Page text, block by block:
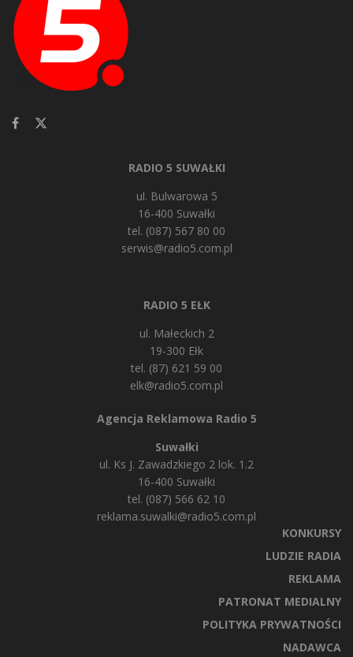
RADIO 5 SUWAŁKI
ul. Bulwarowa 5
16-400 Suwałki
tel. (087) 567 80 00
serwis@radio5.com.pl
RADIO 5 EŁK
ul. Małeckich 2
19-300 Ełk
tel. (87) 621 59 00
elk@radio5.com.pl
Agencja Reklamowa Radio 5
Suwałki
ul. Ks J. Zawadzkiego 2 lok. 1.2
16-400 Suwałki
tel. (087) 566 62 10
reklama.suwalki@radio5.com.pl
KONKURSY
LUDZIE RADIA
REKLAMA
PATRONAT MEDIALNY
POLITYKA PRYWATNOŚCI
NADAWCA